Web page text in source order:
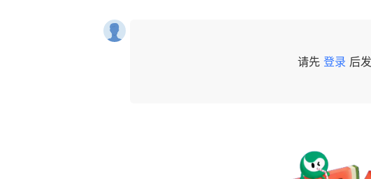
请先 登录 后